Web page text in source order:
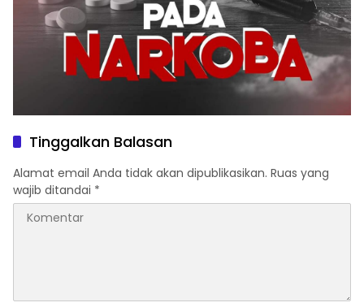
Tinggalkan Balasan
Alamat email Anda tidak akan dipublikasikan. Ruas yang
wajib ditandai *